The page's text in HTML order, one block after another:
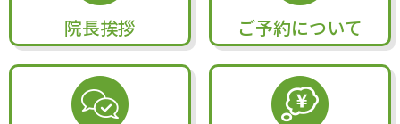
院長挨拶 ご予約について